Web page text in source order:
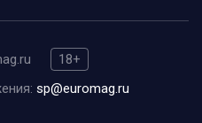
18+
sp@euromag.ru